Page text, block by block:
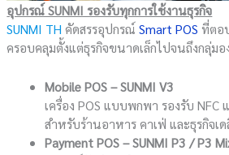
อุปกรณ์ SUNMI รองรับทุกการใช้งานธุรกิจ
SUNMI TH คัดสรรอุปกรณ์Smart POS ที่ตอ
ครอบคลุมตั้งแต่ธุรกิจขนาดเล็กไปจนถึงกลุ่ม
Mobile POS – SUNMI V3
เครื่อง POS แบบพกพา รองรับ NFC
สำหรับร้านอาหาร คาเฟ่ และธุรกิจเด
Payment POS – SUNMI P3 / P3